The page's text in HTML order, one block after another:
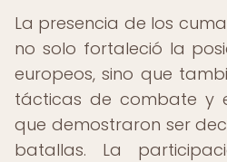
La presencia de los
no solo fortaleció la
europeos, sino que
tácticas de combate y
que demostraron ser
batallas. La